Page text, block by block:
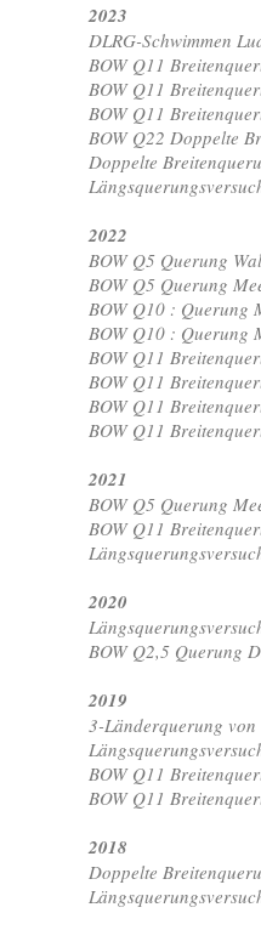
2023
DLRG-Schwimmen
BOW Q11
BOW Q11
BOW Q11
BOW Q22 Doppelte
Doppelte
2022
BOW Q5 Querung
BOW Q5 Querung
BOW Q10 : Querung
BOW Q10 :
BOW Q11
BOW Q11
BOW Q11
BOW Q11
2021
BOW Q5 Querung
BOW Q11
2020
BOW Q2,5 Querung
2019
3-Länderquerung
BOW Q11
BOW Q11
2018
Doppelte